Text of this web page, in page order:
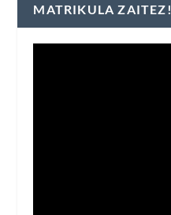
MATRIKULA ZAITEZ!